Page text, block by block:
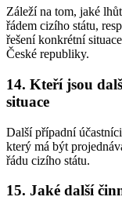
Záleží na tom, jaké
řádem cizího státu,
řešení konkrétní
České republiky.
14. Kteří jsou
situace
Další případní
který má být
řádu cizího státu.
15. Jaké další